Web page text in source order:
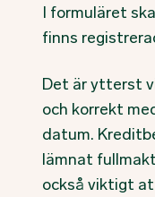
I formuläret
finns
Det är ytterst
och korrekt
datum.
lämnat
också viktigt